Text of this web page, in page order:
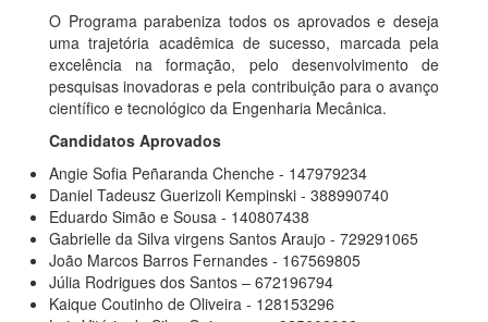
O Programa parabeniza todos os aprovados e deseja
uma trajetória acadêmica de sucesso, marcada pela
excelência na formação, pelo desenvolvimento de
pesquisas inovadoras e pela contribuição para o avanço
científico e tecnológico da Engenharia Mecânica.
Candidatos Aprovados
Angie Sofia Peñaranda Chenche - 147979234
Daniel Tadeusz Guerizoli Kempinski - 388990740
Eduardo Simão e Sousa - 140807438
Gabrielle da Silva virgens Santos Araujo - 729291065
João Marcos Barros Fernandes - 167569805
Júlia Rodrigues dos Santos – 672196794
Kaique Coutinho de Oliveira - 128153296